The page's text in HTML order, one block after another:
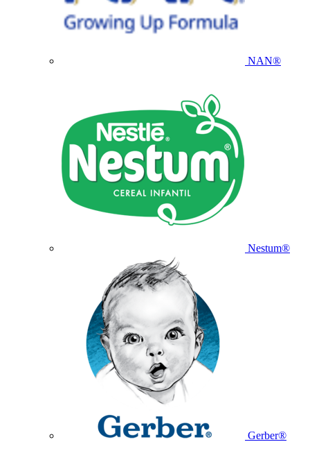
NAN®
Nestum®
Gerber®